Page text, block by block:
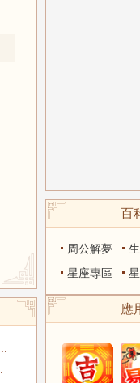
百
周公解夢
星座專區
應